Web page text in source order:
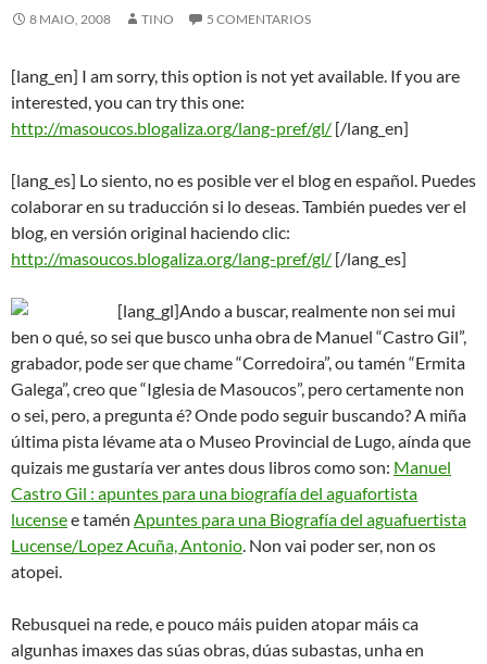
8 MAIO, 2008 TINO 5 COMENTARIOS
[lang_en] I am sorry, this option is not yet available. If you are
interested, you can try this one:
http://masoucos.blogaliza.org/lang-pref/gl/ [/lang_en]
[lang_es] Lo siento, no es posible ver el blog en español. Puedes
colaborar en su traducción si lo deseas. También puedes ver el
blog, en versión original haciendo clic:
http://masoucos.blogaliza.org/lang-pref/gl/ [/lang_es]
[lang_gl]Ando a buscar, realmente non sei mui
ben o qué, so sei que busco unha obra de Manuel “Castro Gil”,
grabador, pode ser que chame “Corredoira”, ou tamén “Ermita
Galega”, creo que “Iglesia de Masoucos”, pero certamente non
o sei, pero, a pregunta é? Onde podo seguir buscando? A miña
última pista lévame ata o Museo Provincial de Lugo, aínda que
quizais me gustaría ver antes dous libros como son: Manuel
Castro Gil : apuntes para una biografía del aguafortista
lucensee tamén Apuntes para una Biografía del aguafuertista
Lucense/Lopez Acuña, Antonio. Non vai poder ser, non os
atopei.
Rebusquei na rede, e pouco máis puiden atopar máis ca
algunhas imaxes das súas obras, dúas subastas, unha en